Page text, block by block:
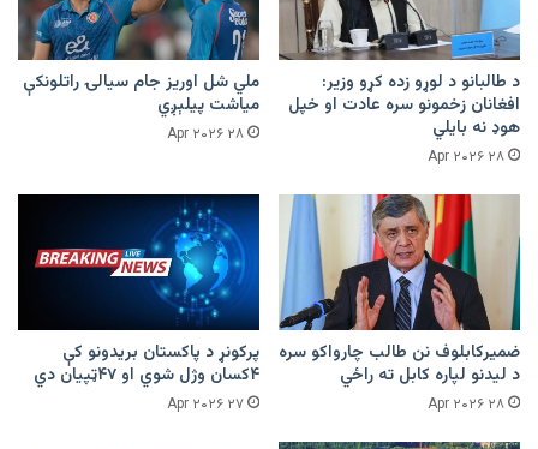
د طالبانو د لوړو زده کړو وزیر:
افغانان زخمونو سره عادت او خپل
هوډ نه بایلي
۲۸ Apr ۲۰۲۶
ملي شل اوریز جام سیالۍ راتلونکې
میاشت پیلېږي
۲۸ Apr ۲۰۲۶
ضمیرکابلوف نن طالب چارواکو سره
د لیدنو لپاره کابل ته راځي
۲۸ Apr ۲۰۲۶
پرکونړ د پاکستان بریدونو کې
۴کسان وژل شوي او ۴۷ټپیان دي
۲۷ Apr ۲۰۲۶